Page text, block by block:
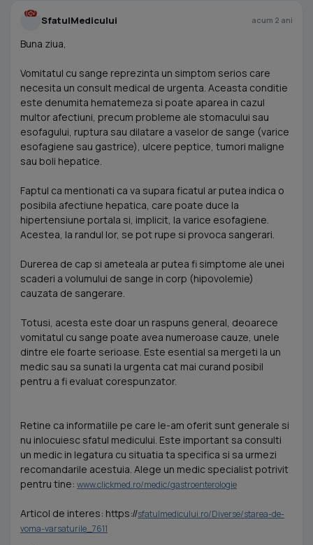
SfatulMedicului acum 2 ani
Buna ziua,
Vomitatul cu sange reprezinta un simptom serios care
necesita un consult medical de urgenta. Aceasta conditie
este denumita hematemeza si poate aparea in cazul
multor afectiuni, precum probleme ale stomacului sau
esofagului, ruptura sau dilatare a vaselor de sange (varice
esofagiene sau gastrice), ulcere peptice, tumori maligne
sau boli hepatice.
Faptul ca mentionati ca va supara ficatul ar putea indica o
posibila afectiune hepatica, care poate duce la
hipertensiune portala si, implicit, la varice esofagiene.
Acestea, la randul lor, se pot rupe si provoca sangerari.
Durerea de cap si ameteala ar putea fi simptome ale unei
scaderi a volumului de sange in corp (hipovolemie)
cauzata de sangerare.
Totusi, acesta este doar un raspuns general, deoarece
vomitatul cu sange poate avea numeroase cauze, unele
dintre ele foarte serioase. Este esential sa mergeti la un
medic sau sa sunati la urgenta cat mai curand posibil
pentru a fi evaluat corespunzator.
Retine ca informatiile pe care le-am oferit sunt generale si
nu inlocuiesc sfatul medicului. Este important sa consulti
un medic in legatura cu situatia ta specifica si sa urmezi
recomandarile acestuia. Alege un medic specialist potrivit
pentru tine: www.clickmed.ro/medic/gastroenterologie
Articol de interes: https://sfatulmedicului.ro/Diverse/starea-de-
voma-varsaturile_7611